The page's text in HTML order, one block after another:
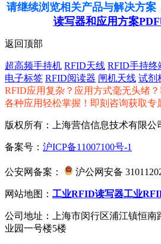
请继续浏览相关产品与解决方案
读写器和应用方案
返回顶部
超高频手持机 RFID天线 RFID手持终
电子标签 RFID阅读器 闸机天线 试剂
RFID应用复杂？应用方式毫无头绪
各种应用轻松掌握！即刻咨询获取专
版权所有：上海营信信息技术有限公
备案号： 沪ICP备11007100号-1
公安网备案： 沪公网安备
网站地图： 工业RFID读写器工业
公司地址：上海市闵行区浦江镇恒南
业园一号楼5楼